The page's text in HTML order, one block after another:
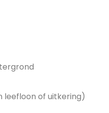
leefloon of uitkering)